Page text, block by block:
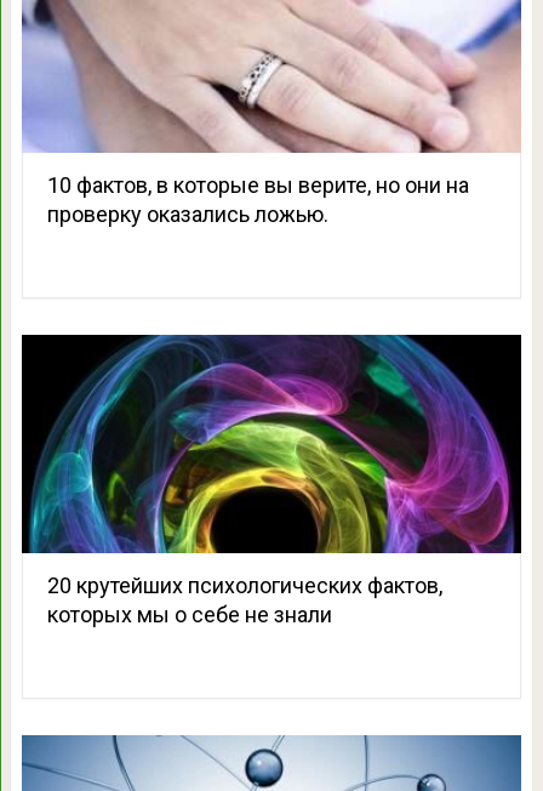
10 фактов, в которые вы верите, но они на
проверку оказались ложью.
20 крутейших психологических фактов,
которых мы о себе не знали